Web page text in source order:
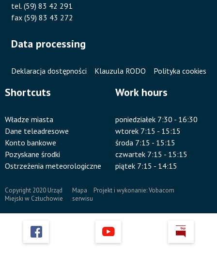
tel. (59) 83 42 291
fax (59) 83 43 272
Data processing
Deklaracja dostępności Klauzula RODO Polityka cookies
Shortcuts
Władze miasta
Dane teleadresowe
Konto bankowe
Pozyskane środki
Ostrzeżenia meteorologiczne
Work hours
poniedziałek 7:30 - 16:30
wtorek 7:15 - 15:15
środa 7:15 - 15:15
czwartek 7:15 - 15:15
piątek 7:15 - 14:15
Copyright 2020 Urząd
Miejski w Człuchowie
Stopka
Mapa
serwisu
Projekt i wykonanie:Vobacom
Przyklejone
Will
Will
Will